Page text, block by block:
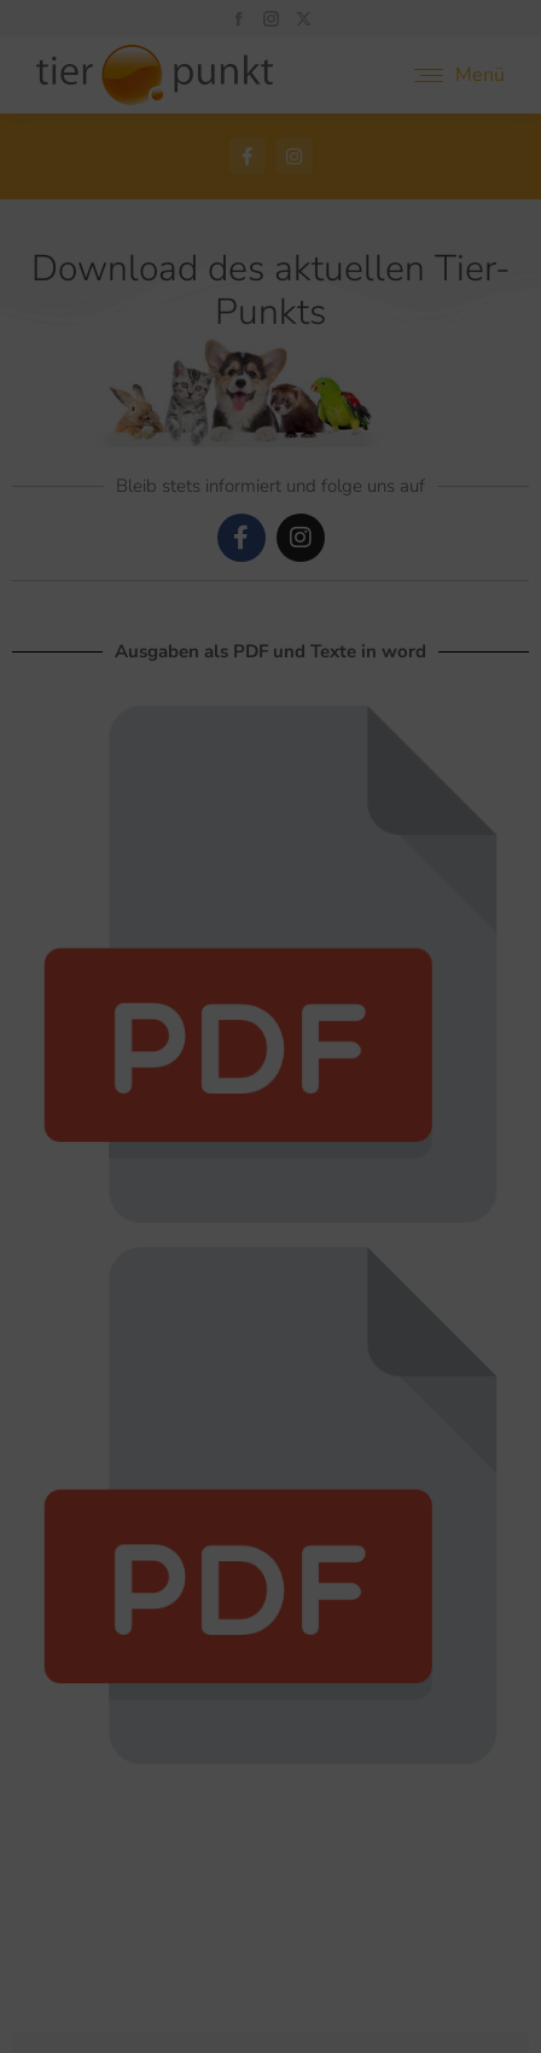
Menü
Download des aktuellen Tier-
Punkts
Bleib stets informiert und folge uns auf
Ausgaben als PDF und Texte in word